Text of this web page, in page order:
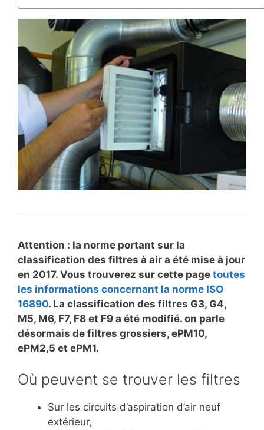
Attention : la norme portant sur la
classification des filtres à air a été mise à jour
en 2017. Vous trouverez sur cette page toutes
les informations concernant la norme ISO
16890. La classification des filtres G3, G4,
M5, M6, F7, F8 et F9 a été modifié. on parle
désormais de filtres grossiers, ePM10,
ePM2,5 et ePM1.
Où peuvent se trouver les filtres
Sur les circuits d’aspiration d’air neuf
extérieur,